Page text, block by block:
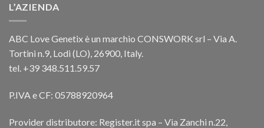
L’AZIENDA
ABC Love Genetix è un marchio CONSWORK srl – Via A.
Tortini n.9, Lodi (LO), 26900, Italy.
tel. +39 348.511.59.57
P.IVA e CF: 05788920964
Provider distributore: Register.it spa – Via Zanchi n.22,